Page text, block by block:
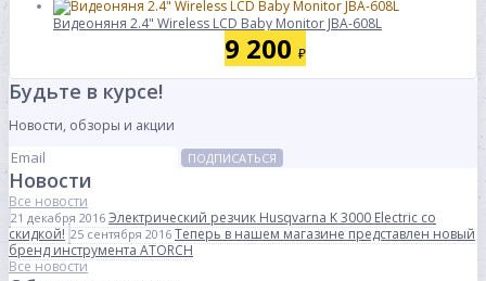
Видеоняня 2.4" Wireless LCD Baby Monitor JBA-608L
9 200 ₽
Будьте в курсе!
Новости, обзоры и акции
ПОДПИСАТЬСЯ
Новости
Все новости
21 декабря 2016 Электрический резчик Husqvarna K 3000 Electric со
скидкой! 25 сентября 2016 Теперь в нашем магазине представлен новый
бренд инструмента ATORCH
Все новости